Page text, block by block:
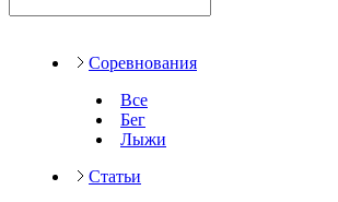
Соревнования
Все
Бег
Лыжи
Статьи